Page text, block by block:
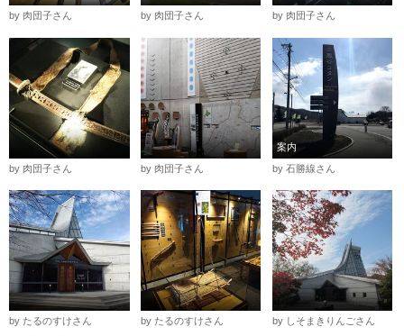
by 肉団子さん by 肉団子さん by 肉団子さん
by 肉団子さん by 肉団子さん
案内
by 石勝線さん
by たるのすけさん by たるのすけさん by しそまきりんごさん